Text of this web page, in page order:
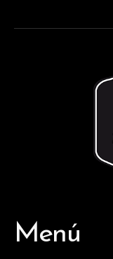
Menú